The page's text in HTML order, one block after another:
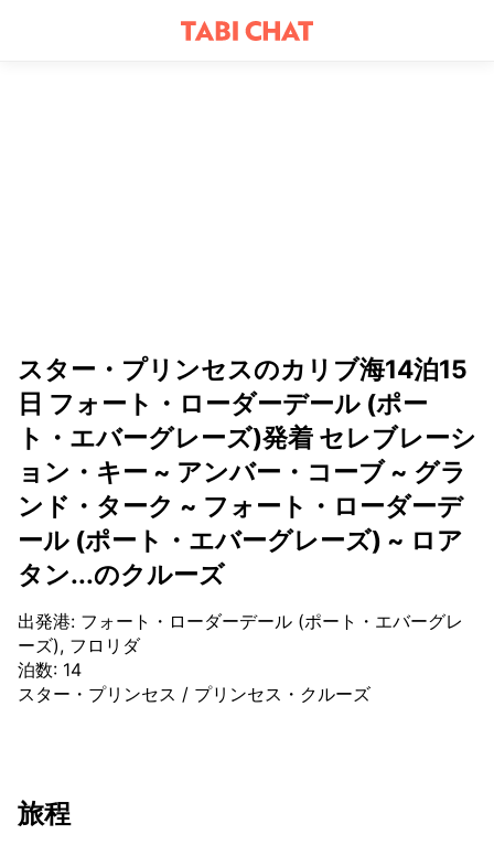
スター・プリンセスのカリブ海14泊15
日 フォート・ローダーデール (ポー
ト・エバーグレーズ)発着 セレブレーシ
ョン・キー ~ アンバー・コーブ ~ グラ
ンド・ターク ~ フォート・ローダーデ
ール (ポート・エバーグレーズ) ~ ロア
タン...のクルーズ
出発港: フォート・ローダーデール (ポート・エバーグレ
ーズ), フロリダ
泊数: 14
スター・プリンセス / プリンセス・クルーズ
旅程